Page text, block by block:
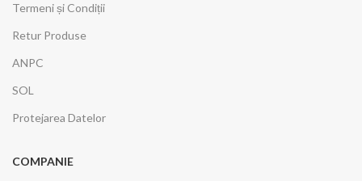
Termeni și Condiții
Retur Produse
ANPC
SOL
Protejarea Datelor
COMPANIE